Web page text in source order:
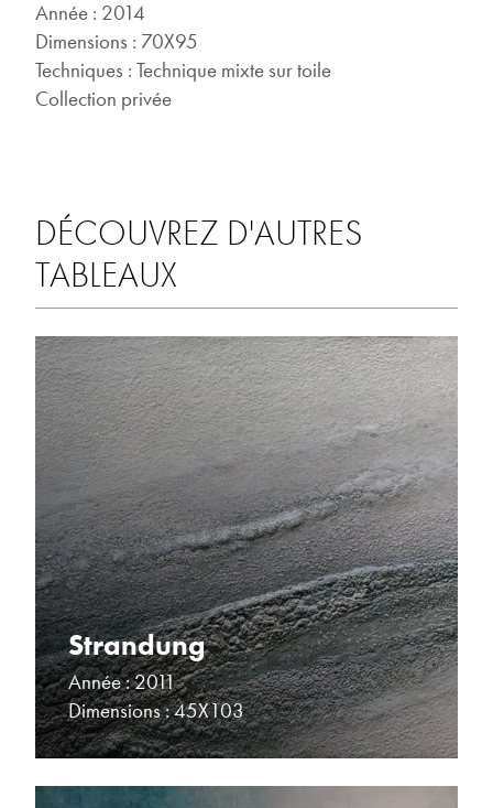
Année : 2014
Dimensions : 70X95
Techniques : Technique mixte sur toile
Collection privée
DÉCOUVREZ D'AUTRES
TABLEAUX
Strandung
Année : 2011
Dimensions : 45X103